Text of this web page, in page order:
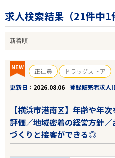
求人検索結果（21件中1
NEW 正社員
ドラッグストア
更新日
2026.08.06 登録販売者求人
【横浜市港南区】年齢や年
評価／地域密着の経営方針
づくりと接客ができる◎